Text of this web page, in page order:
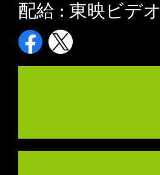
配給 : 東映ビデオ